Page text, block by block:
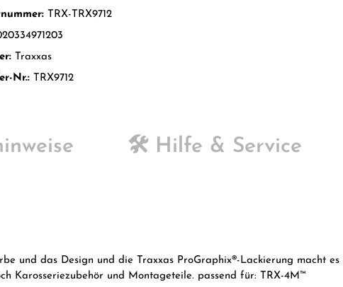
TRX-TRX9712
Traxxas
Nr.: TRX9712
🛠️ Hilfe & Service
und das Design und die Traxxas ProGraphix®-Lackierung macht es
Karosseriezubehör und Montageteile. passend für: TRX-4M™